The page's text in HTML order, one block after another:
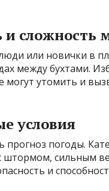
сложность
или новички в
между бухтами.
утомить и
условия
погоды.
штормом, сильным
и